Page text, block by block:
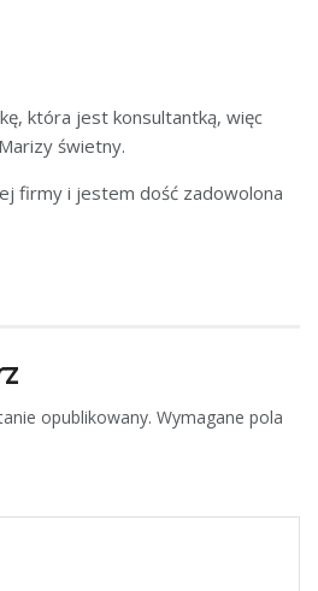
która jest konsultantką, więc
świetny.
firmy i jestem dość zadowolona
opublikowany. Wymagane pola